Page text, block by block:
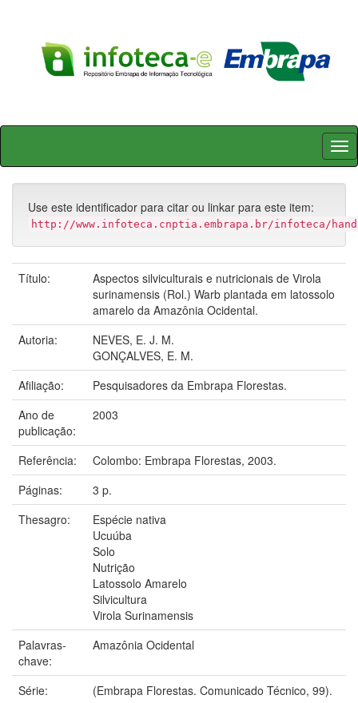
Skip
Use este identificador para citar ou linkar para este item:
http://www.infoteca.cnptia.embrapa.br/infoteca/
Título:
Aspectos silviculturais e nutricionais de Virola
surinamensis (Rol.) Warb plantada em latossolo
amarelo da Amazônia Ocidental.
Autoria:
NEVES, E. J. M.
GONÇALVES, E. M.
Afiliação:
Pesquisadores da Embrapa Florestas.
Ano de
publicação:
2003
Referência:
Colombo: Embrapa Florestas, 2003.
Páginas:
3 p.
Thesagro:
Espécie nativa
Ucuúba
Solo
Nutrição
Latossolo Amarelo
Silvicultura
Virola Surinamensis
Palavras-
chave:
Amazônia Ocidental
Série:
(Embrapa Florestas. Comunicado Técnico, 99).